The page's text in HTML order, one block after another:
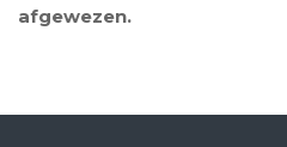
afgewezen.